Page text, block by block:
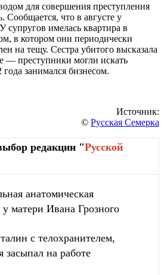
для совершения преступления
Сообщается, что в августе у
имелась квартира в
в котором они периодически
на тещу. Сестра убитого высказала
— преступники могли искать
занимался бизнесом.
Источник:
© Русская Семерка
редакции "Русской
анатомическая
матери Ивана Грозного
с телохранителем,
засыпал на работе